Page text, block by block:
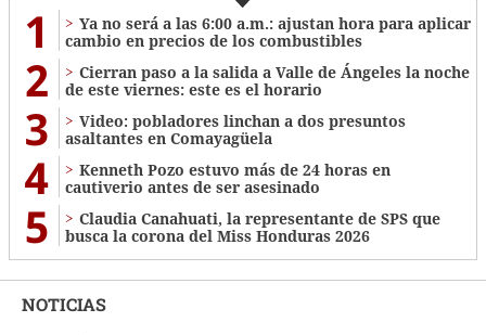
1
Ya no será a las 6:00 a.m.: ajustan hora para aplicar
cambio en precios de los combustibles
2
Cierran paso a la salida a Valle de Ángeles la noche
de este viernes: este es el horario
3
Video: pobladores linchan a dos presuntos
asaltantes en Comayagüela
4
Kenneth Pozo estuvo más de 24 horas en
cautiverio antes de ser asesinado
5
Claudia Canahuati, la representante de SPS que
busca la corona del Miss Honduras 2026
NOTICIAS